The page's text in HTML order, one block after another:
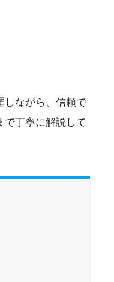
しながら、信頼で
で丁寧に解説して